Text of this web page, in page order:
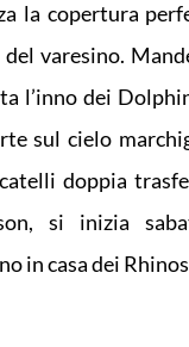
la copertura
varesino.
l’inno dei
sul cielo
doppia
si inizia
in casa dei